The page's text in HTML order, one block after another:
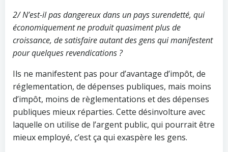
2/ N’est-il pas dangereux dans un pays surendetté, qui
économiquement ne produit quasiment plus de
croissance, de satisfaire autant des gens qui manifestent
pour quelques revendications ?
Ils ne manifestent pas pour d’avantage d’impôt, de
réglementation, de dépenses publiques, mais moins
d’impôt, moins de règlementations et des dépenses
publiques mieux réparties. Cette désinvolture avec
laquelle on utilise de l’argent public, qui pourrait être
mieux employé, c’est ça qui exaspère les gens.